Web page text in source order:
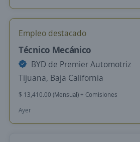
Empleo destacado
Técnico Mecánico
BYD de Premier Automotriz
Tijuana, Baja California
$ 13,410.00 (Mensual) + Comisiones
Ayer